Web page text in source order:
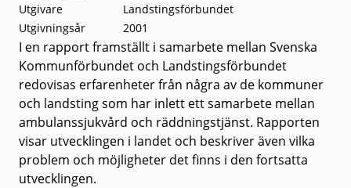
Utgivare
Landstingsförbundet
Utgivningsår
2001
I en rapport framställt i samarbete mellan Svenska
Kommunförbundet och Landstingsförbundet
redovisas erfarenheter från några av de kommuner
och landsting som har inlett ett samarbete mellan
ambulanssjukvård och räddningstjänst. Rapporten
visar utvecklingen i landet och beskriver även vilka
problem och möjligheter det finns i den fortsatta
utvecklingen.